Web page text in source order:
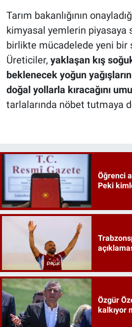
Tarım bakanlığının
kimyasal yemlerin piyasaya
birlikte mücadelede yeni bir
Üreticiler, yaklaşan kış
beklenecek yoğun
doğal yollarla kıracağını
tarlalarında nöbet tutmaya
Öğrenci
Peki
Özgür
kalkıyor